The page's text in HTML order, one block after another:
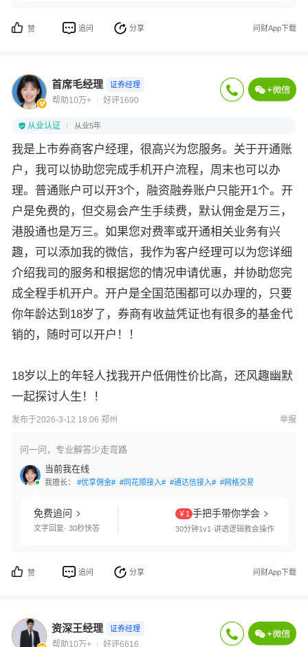
赞 追问 分享 问财App下载
首席毛经理 证券经理
帮助10万+ 好评1690
从业认证 从业5年
我是上市券商客户经理，很高兴为您服务。关于开通账
户，我可以协助您完成手机开户流程，周末也可以办
理。普通账户可以开3个，融资融券账户只能开1个。开
户是免费的，但交易会产生手续费，默认佣金是万三，
港股通也是万三。如果您对费率或开通相关业务有兴
趣，可以添加我的微信，我作为客户经理可以为您详细
介绍我司的服务和根据您的情况申请优惠，并协助您完
成全程手机开户。开户是全国范围都可以办理的，只要
你年龄达到18岁了，券商有收益凭证也有很多的基金代
销的，随时可以开户！！
18岁以上的年轻人找我开户低佣性价比高，还风趣幽默
一起探讨人生！！
发布于2026-3-12 18:06 郑州 举报
问一问，专业解答少走弯路
当前我在线
我擅长： #优享佣金# #同花顺接入# #通达信接入# #网格交易#
免费追问
文字回复· 30秒快答
￥1 手把手带你学会
30分钟1v1·讲透逻辑教会操作
赞 追问 分享 问财App下载
资深王经理 证券经理
帮助10万+ 好评6616